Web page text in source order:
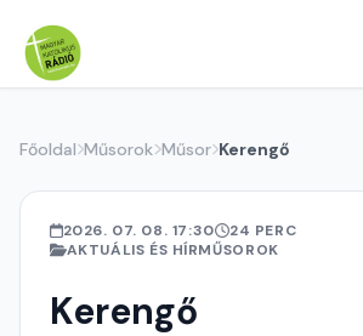
Főoldal Műsorok Műsor Kerengő
2026. 07. 08. 17:30
24 PERC
AKTUÁLIS ÉS HÍRMŰSOROK
Kerengő